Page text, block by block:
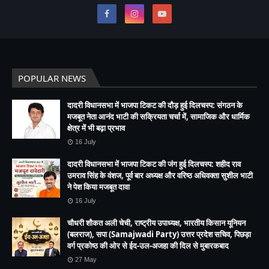
POPULAR NEWS
दादरी विधानसभा में भाजपा टिकट की दौड़ हुई दिलचस्प: संगठन के
मजबूत नेता आनंद भाटी की सक्रियता चर्चा में, सामाजिक और धार्मिक
क्षेत्र में भी बढ़ा प्रभाव
16 July
दादरी विधानसभा में भाजपा टिकट की जंग हुई दिलचस्प: शहीद राव
उमराव सिंह के वंशज, पूर्व बार अध्यक्ष और वरिष्ठ अधिवक्ता सुशील भाटी
ने पेश किया मजबूत दावा
16 July
चौधरी शौकत अली चेची, राष्ट्रीय उपाध्यक्ष, भारतीय किसान यूनियन
(बलराज), सपा (Samajwadi Party) उत्तर प्रदेश सचिव, पिछड़ा
वर्ग प्रकोष्ठ की ओर से ईद-उल-अजहा की दिल से मुबारकबाद
27 May